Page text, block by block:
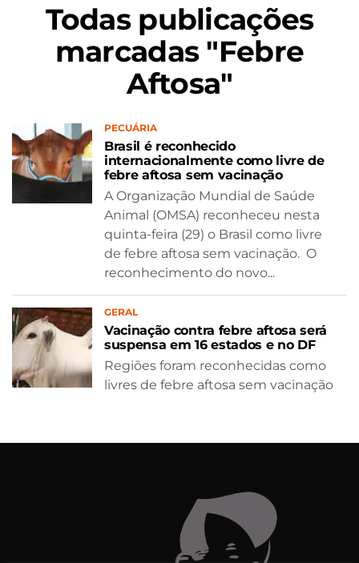
Todas publicações
marcadas "Febre
Aftosa"
PECUÁRIA
Brasil é reconhecido
internacionalmente como livre de
febre aftosa sem vacinação
A Organização Mundial de Saúde
Animal (OMSA) reconheceu nesta
quinta-feira (29) o Brasil como livre
de febre aftosa sem vacinação. O
reconhecimento do novo...
GERAL
Vacinação contra febre aftosa será
suspensa em 16 estados e no DF
Regiões foram reconhecidas como
livres de febre aftosa sem vacinação